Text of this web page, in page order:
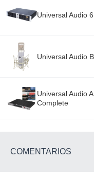
Universal Audio
Universal Audio
Universal Audio
Complete
COMENTARIOS